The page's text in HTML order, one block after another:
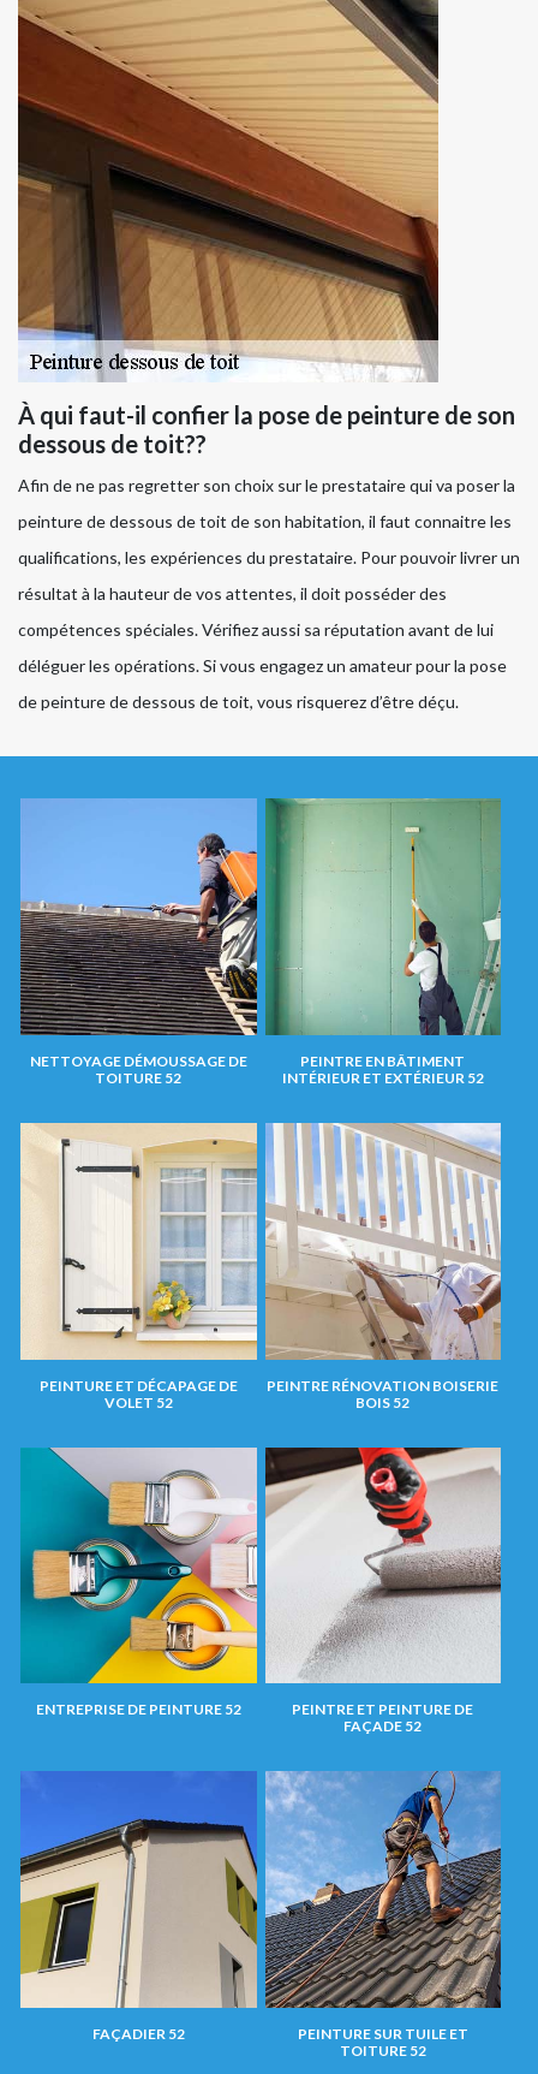
À qui faut-il confier la pose de peinture de son
dessous de toit??
Afin de ne pas regretter son choix sur le prestataire qui va poser la
peinture de dessous de toit de son habitation, il faut connaitre les
qualifications, les expériences du prestataire. Pour pouvoir livrer un
résultat à la hauteur de vos attentes, il doit posséder des
compétences spéciales. Vérifiez aussi sa réputation avant de lui
déléguer les opérations. Si vous engagez un amateur pour la pose
de peinture de dessous de toit, vous risquerez d’être déçu.
NETTOYAGE DÉMOUSSAGE DE
TOITURE 52
PEINTRE EN BÂTIMENT
INTÉRIEUR ET EXTÉRIEUR 52
PEINTURE ET DÉCAPAGE DE
VOLET 52
PEINTRE RÉNOVATION BOISERIE
BOIS 52
ENTREPRISE DE PEINTURE 52
PEINTRE ET PEINTURE DE
FAÇADE 52
FAÇADIER 52
PEINTURE SUR TUILE ET
TOITURE 52